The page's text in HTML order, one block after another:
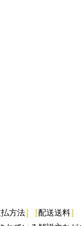
方法] [配送送料]